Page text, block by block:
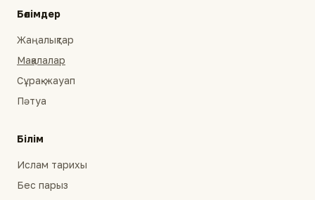
Бөлімдер
Жаңалықтар
Мақалалар
Сұрақ-жауап
Пәтуа
Білім
Ислам тарихы
Бес парыз